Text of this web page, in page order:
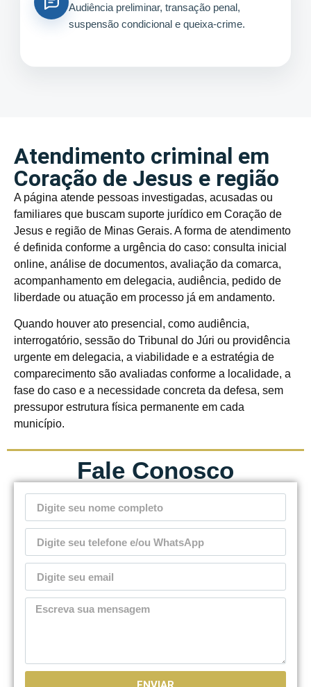
Audiência preliminar, transação penal,
suspensão condicional e queixa-crime.
Atendimento criminal em
Coração de Jesus e região
A página atende pessoas investigadas, acusadas ou
familiares que buscam suporte jurídico em Coração de
Jesus e região de Minas Gerais. A forma de atendimento
é definida conforme a urgência do caso: consulta inicial
online, análise de documentos, avaliação da comarca,
acompanhamento em delegacia, audiência, pedido de
liberdade ou atuação em processo já em andamento.
Quando houver ato presencial, como audiência,
interrogatório, sessão do Tribunal do Júri ou providência
urgente em delegacia, a viabilidade e a estratégia de
comparecimento são avaliadas conforme a localidade, a
fase do caso e a necessidade concreta da defesa, sem
pressupor estrutura física permanente em cada
município.
Fale Conosco